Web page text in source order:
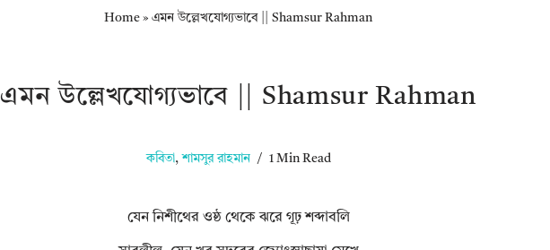
Home » এমন উল্লেখযোগ্যভাবে || Shamsur Rahman
এমন উল্লেখযোগ্যভাবে || Shamsur Rahman
কবিতা,শামসুর রাহমান 1 Min Read
যেন নিশীথের ওষ্ঠ থেকে ঝরে গূঢ় শব্দাবলি